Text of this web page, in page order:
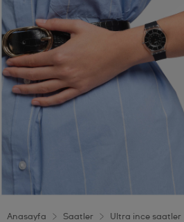
Anasayfa Saatler Ultra ince saatler